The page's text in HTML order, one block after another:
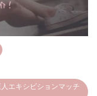
エキシビションマッチ